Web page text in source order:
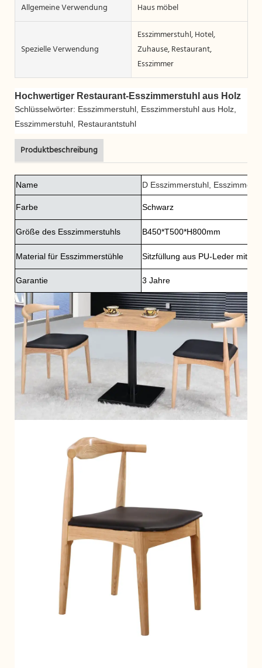
Allgemeine Verwendung
Haus möbel
Spezielle Verwendung
Esszimmerstuhl, Hotel,
Zuhause, Restaurant,
Esszimmer
Hochwertiger Restaurant-Esszimmerstuhl aus Holz
Schlüsselwörter: Esszimmerstuhl, Esszimmerstuhl aus Holz,
Esszimmerstuhl, Restaurantstuhl
Produktbeschreibung
Name D Esszimmerstuhl,
Farbe Schwarz
Größe des Esszimmerstuhls B450*T500*H800mm
Material für Esszimmerstühle Sitzfüllung aus PU-Leder mit
Garantie 3 Jahre